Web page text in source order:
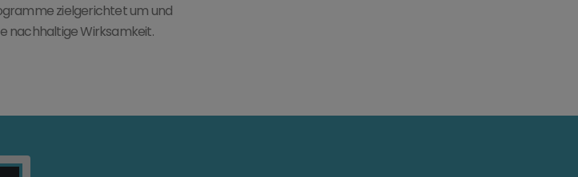
zielgerichtet um und
nachhaltige Wirksamkeit.